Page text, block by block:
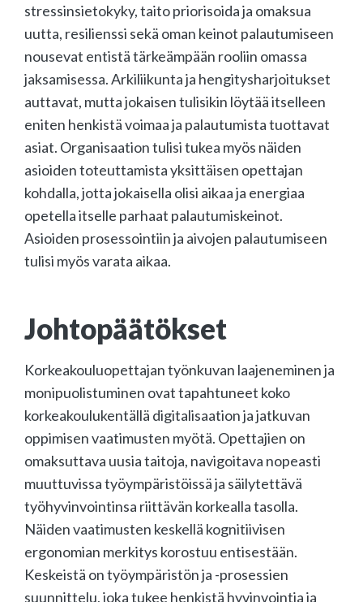
stressinsietokyky, taito priorisoida ja omaksua
uutta, resilienssi sekä oman keinot palautumiseen
nousevat entistä tärkeämpään rooliin omassa
jaksamisessa. Arkiliikunta ja hengitysharjoitukset
auttavat, mutta jokaisen tulisikin löytää itselleen
eniten henkistä voimaa ja palautumista tuottavat
asiat. Organisaation tulisi tukea myös näiden
asioiden toteuttamista yksittäisen opettajan
kohdalla, jotta jokaisella olisi aikaa ja energiaa
opetella itselle parhaat palautumiskeinot.
Asioiden prosessointiin ja aivojen palautumiseen
tulisi myös varata aikaa.
Johtopäätökset
Korkeakouluopettajan työnkuvan laajeneminen ja
monipuolistuminen ovat tapahtuneet koko
korkeakoulukentällä digitalisaation ja jatkuvan
oppimisen vaatimusten myötä. Opettajien on
omaksuttava uusia taitoja, navigoitava nopeasti
muuttuvissa työympäristöissä ja säilytettävä
työhyvinvointinsa riittävän korkealla tasolla.
Näiden vaatimusten keskellä kognitiivisen
ergonomian merkitys korostuu entisestään.
Keskeistä on työympäristön ja -prosessien
suunnittelu, joka tukee henkistä hyvinvointia ja